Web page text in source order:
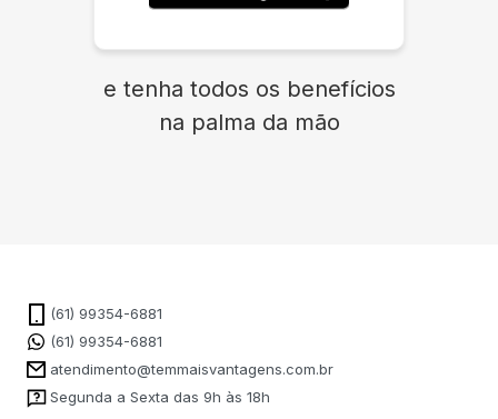
e tenha todos os benefícios
na palma da mão
(61) 99354-6881
(61) 99354-6881
atendimento@temmaisvantagens.com.br
Segunda a Sexta das 9h às 18h